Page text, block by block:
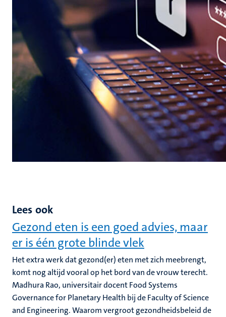
Lees ook
Gezond eten is een goed advies, maar
er is één grote blinde vlek
Het extra werk dat gezond(er) eten met zich meebrengt,
komt nog altijd vooral op het bord van de vrouw terecht.
Madhura Rao, universitair docent Food Systems
Governance for Planetary Health bij de Faculty of Science
and Engineering. Waarom vergroot gezondheidsbeleid de